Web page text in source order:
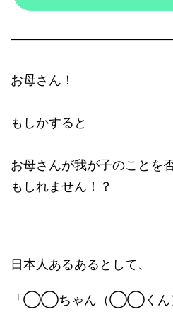
お母さん！
もしかすると
お母さんが我が子のことを
もしれません！？
日本人あるあるとして、
「◯◯ちゃん（◯◯くん）